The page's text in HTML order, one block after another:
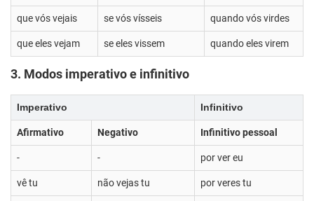
que vós vejais se vós vísseis quando vós virdes
que eles vejam se eles vissem quando eles virem
3. Modos imperativo e infinitivo
Imperativo Infinitivo
Afirmativo Negativo Infinitivo pessoal
- - por ver eu
vê tu não vejas tu por veres tu